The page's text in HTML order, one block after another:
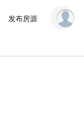
发布房源